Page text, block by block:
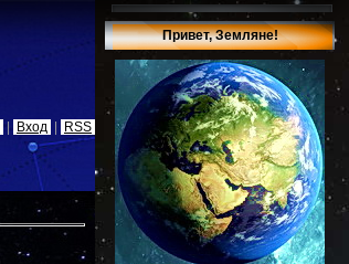
| Вход RSS
Привет, Земляне!